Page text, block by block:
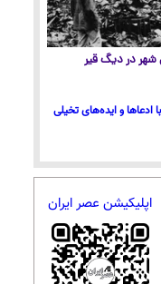
شهر در دیگ قیر
ادعاها و ایده‌های تخیلی
اپلیکیشن عصر ایران